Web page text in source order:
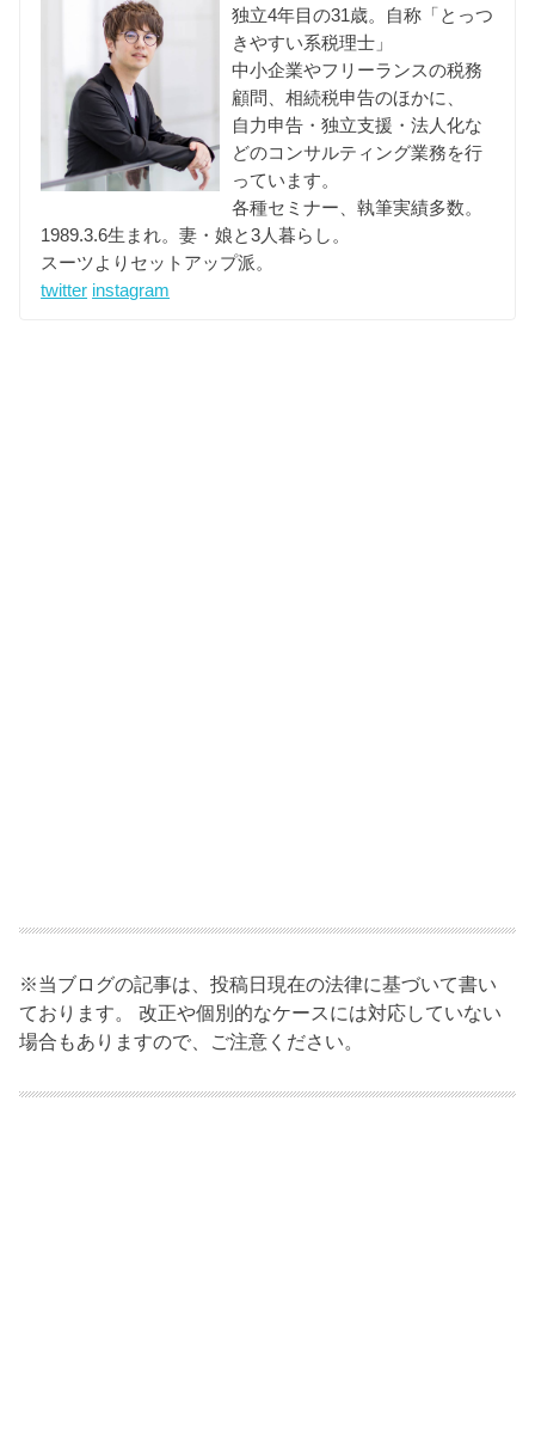
独立4年目の31歳。自称「とっつ
きやすい系税理士」
中小企業やフリーランスの税務
顧問、相続税申告のほかに、
自力申告・独立支援・法人化な
どのコンサルティング業務を行
っています。
各種セミナー、執筆実績多数。
1989.3.6生まれ。妻・娘と3人暮らし。
スーツよりセットアップ派。
twitter instagram
※当ブログの記事は、投稿日現在の法律に基づいて書い
ております。 改正や個別的なケースには対応していない
場合もありますので、ご注意ください。